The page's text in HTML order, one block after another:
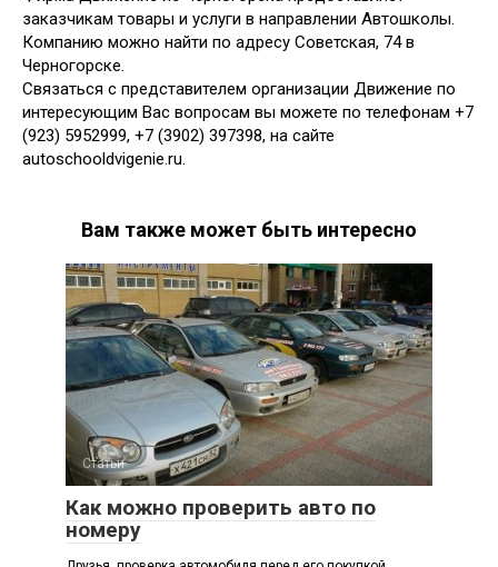
заказчикам товары и услуги в направлении Автошколы.
Компанию можно найти по адресу Советская, 74 в
Черногорске.
Связаться с представителем организации Движение по
интересующим Вас вопросам вы можете по телефонам +7
(923) 5952999, +7 (3902) 397398, на сайте
autoschooldvigenie.ru.
Вам также может быть интересно
Статьи
Как можно проверить авто по
номеру